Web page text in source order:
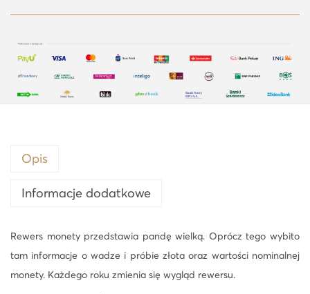
s
a
g
o
Opis
Informacje dodatkowe
Rewers monety przedstawia pandę wielką. Oprócz tego wybito
tam informacje o wadze i próbie złota oraz wartości nominalnej
monety. Każdego roku zmienia się wygląd rewersu.